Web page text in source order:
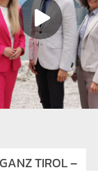
TIROL –